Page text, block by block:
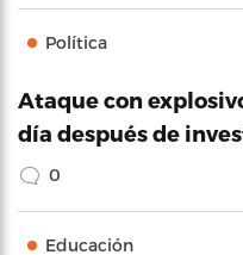
Política
Ataque con
día después de
0
Educación